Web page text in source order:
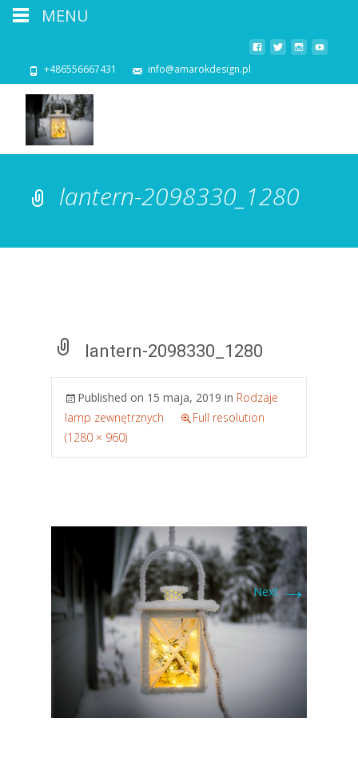
+486556667431 info@amarokdesign.pl
lantern-2098330_1280
lantern-2098330_1280
Published on 15 maja, 2019 in Rodzaje
lamp zewnętrznych
Full resolution
(1280 × 960)
Next→
MENU